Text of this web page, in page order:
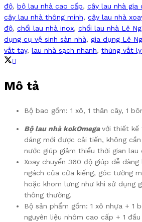
độ, bộ lau nhà cao cấp, cây lau nhà gia
cây lau nhà thông minh, cây lau nhà
độ, chổi lau nhà inox, chổi lau nhà Lê
dụng cụ vệ sinh sàn nhà, gia dụng Lê
vắt tay, lau nhà sạch nhanh, thùng vắt
Mô tả
Bộ bao gồm: 1 xô, 1 thân cây, 1
Bộ lau nhà kokOmegavới thiết kế
dáng mới được cải tiến, không
nước giúp giảm thiểu thời gian lau
Xoay chuyển 360 độ giúp dễ
ngách của cửa kiếng, góc tường
hoặc khom lưng như khi sử dụng
thông thường.
Bộ sản phẩm gồm: 1 xô nhựa + 1
nguyên liệu nhôm cao cấp + 1